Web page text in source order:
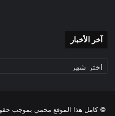
آخر الأخبار
© كامل هذا الموقع محمي بموجب